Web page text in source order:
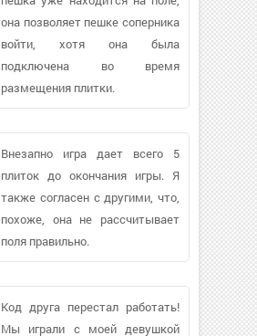
она позволяет пешке соперника
войти, хотя она была
подключена во время
размещения плитки.
Внезапно игра дает всего 5
плиток до окончания игры. Я
также согласен с другими, что,
похоже, она не рассчитывает
поля правильно.
Код друга перестал работать!
Мы играли с моей девушкой